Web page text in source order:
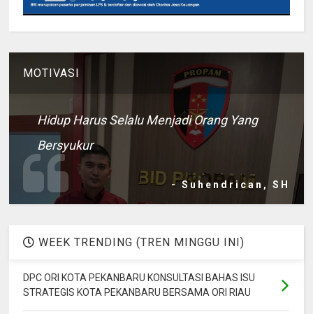
MOTIVASI
Hidup Harus Selalu Menjadi Orang Yang
Bersyukur
- Suhendrican, SH
WEEK TRENDING (TREN MINGGU INI)
DPC ORI KOTA PEKANBARU KONSULTASI BAHAS ISU
STRATEGIS KOTA PEKANBARU BERSAMA ORI RIAU